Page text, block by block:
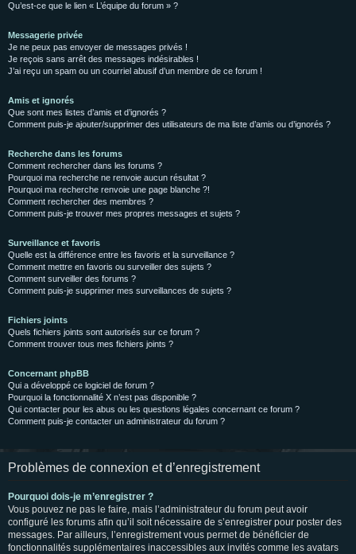
Qu’est-ce que le lien « L’équipe du forum » ?
Messagerie privée
Je ne peux pas envoyer de messages privés !
Je reçois sans arrêt des messages indésirables !
J’ai reçu un spam ou un courriel abusif d’un membre de ce forum !
Amis et ignorés
Que sont mes listes d’amis et d’ignorés ?
Comment puis-je ajouter/supprimer des utilisateurs de ma liste d’amis ou d’ignorés ?
Recherche dans les forums
Comment rechercher dans les forums ?
Pourquoi ma recherche ne renvoie aucun résultat ?
Pourquoi ma recherche renvoie une page blanche ?!
Comment rechercher des membres ?
Comment puis-je trouver mes propres messages et sujets ?
Surveillance et favoris
Quelle est la différence entre les favoris et la surveillance ?
Comment mettre en favoris ou surveiller des sujets ?
Comment surveiller des forums ?
Comment puis-je supprimer mes surveillances de sujets ?
Fichiers joints
Quels fichiers joints sont autorisés sur ce forum ?
Comment trouver tous mes fichiers joints ?
Concernant phpBB
Qui a développé ce logiciel de forum ?
Pourquoi la fonctionnalité X n’est pas disponible ?
Qui contacter pour les abus ou les questions légales concernant ce forum ?
Comment puis-je contacter un administrateur du forum ?
Problèmes de connexion et d’enregistrement
Pourquoi dois-je m’enregistrer ?
Vous pouvez ne pas le faire, mais l’administrateur du forum peut avoir
configuré les forums afin qu’il soit nécessaire de s’enregistrer pour poster des
messages. Par ailleurs, l’enregistrement vous permet de bénéficier de
fonctionnalités supplémentaires inaccessibles aux invités comme les avatars